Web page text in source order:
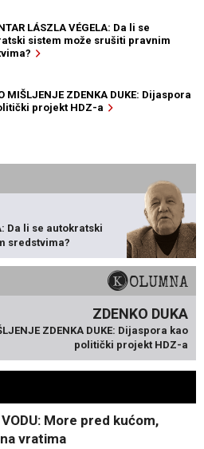
LÁSZLA VÉGELA: Da li se
sistem može srušiti pravnim
MIŠLJENJE ZDENKA DUKE: Dijaspora
projekt HDZ-a
Da li se autokratski
sredstvima?
KOLUMNA
ZDENKO DUKA
ZDENKA DUKE: Dijaspora kao
politički projekt HDZ-a
VODU: More pred kućom,
vratima